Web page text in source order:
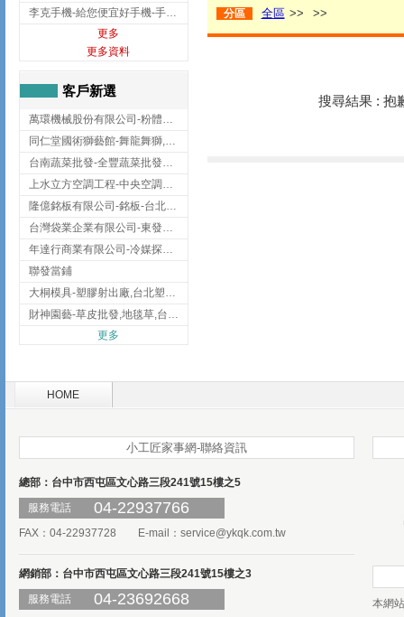
李克手機-給您便宜好手機-手機收購,屏東手機收購
更多
更多資料
客戶新選
萬環機械股份有限公司-粉體塗裝設備,輸送機,輸送機設備,台南輸送機
同仁堂國術獅藝館-舞龍舞獅,台中舞龍舞獅
台南蔬菜批發-全豐蔬菜批發專送/台南蔬菜箱宅配到府
上水立方空調工程-中央空調規劃,台北中央空調規劃
隆億銘板有限公司-銘板-台北銘板-板橋銘板
台灣袋業企業有限公司-東發企業社/台中太空袋/太空包
年達行商業有限公司-冷媒探漏儀,壓力錶組,真空泵浦,台北冷凍空調材料
聯發當鋪
大桐模具-塑膠射出廠,台北塑膠射出廠
財神園藝-草皮批發,地毯草,台北草,彰化地毯草,彰化台北草
更多
分區 全區 >> >>
搜尋結果 : 抱
HOME
小工匠家事網-聯絡資訊
總部：台中市西屯區文心路三段241號15樓之5
服務電話
04-22937766
FAX：04-22937728 E-mail： service@ykqk.com.tw
網銷部：台中市西屯區文心路三段241號15樓之3
服務電話
04-23692668
本網